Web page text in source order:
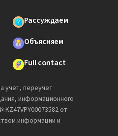
Рассуждаем
Объясняем
Full contact
учет, переучет
информационного
KZ47VPY00073582 от
информации и